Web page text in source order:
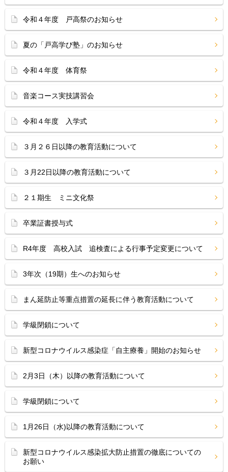
令和４年度 戸高祭のお知らせ
夏の「戸高学び塾」のお知らせ
令和４年度 体育祭
音楽コース実技講習会
令和４年度 入学式
３月２６日以降の教育活動について
３月22日以降の教育活動について
２１期生 ミニ文化祭
卒業証書授与式
R4年度 高校入試 追検査による行事予定変更について
3年次（19期）生へのお知らせ
まん延防止等重点措置の延長に伴う教育活動について
学級閉鎖について
新型コロナウイルス感染症「自主療養」開始のお知らせ
2月3日（木）以降の教育活動について
学級閉鎖について
1月26日（水)以降の教育活動について
新型コロナウイルス感染拡大防止措置の徹底についての
お願い